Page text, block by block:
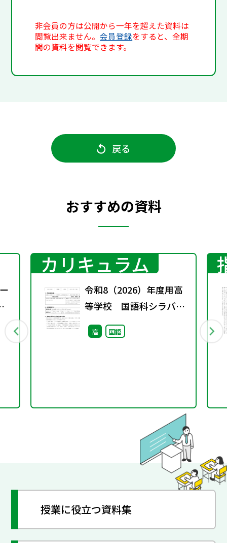
非会員の方は公開から一年を超えた資料は
閲覧出来ません。会員登録をすると、全期
間の資料を閲覧できます。
戻る
おすすめの資料
カリキュラム
令和8（2026）年度用高
等学校 国語科シラバス
案・ルーブリック
高 国語
授業に役立つ資料集